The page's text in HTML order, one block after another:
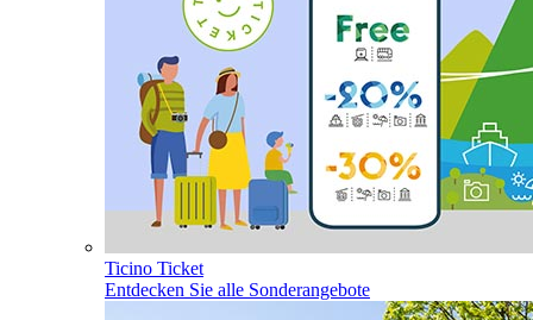
Ticino Ticket
Entdecken Sie alle Sonderangebote